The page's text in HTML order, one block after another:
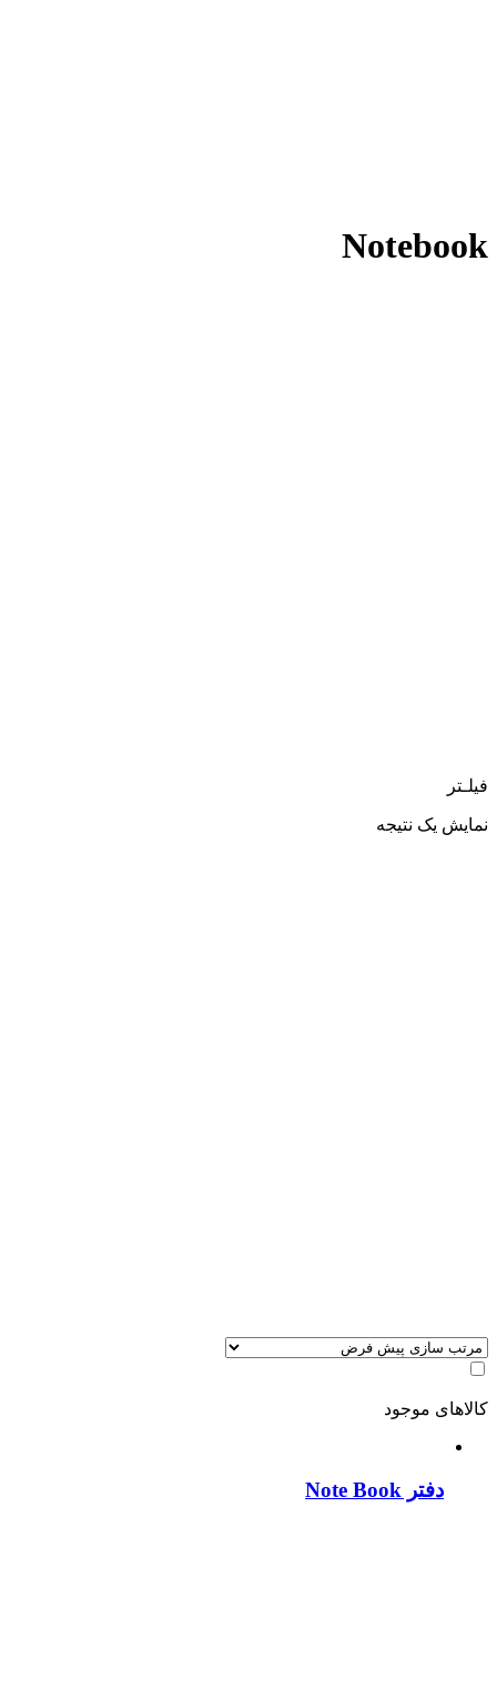
Notebook
فیلـتر
نمایش یک نتیجه
کالاهای موجود
دفتر Note Book